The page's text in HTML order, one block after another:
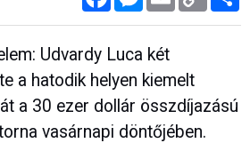
Link
Udvardy Luca két
a hatodik helyen kiemelt
a 30 ezer dollár összdíjazású
vasárnapi döntőjében.